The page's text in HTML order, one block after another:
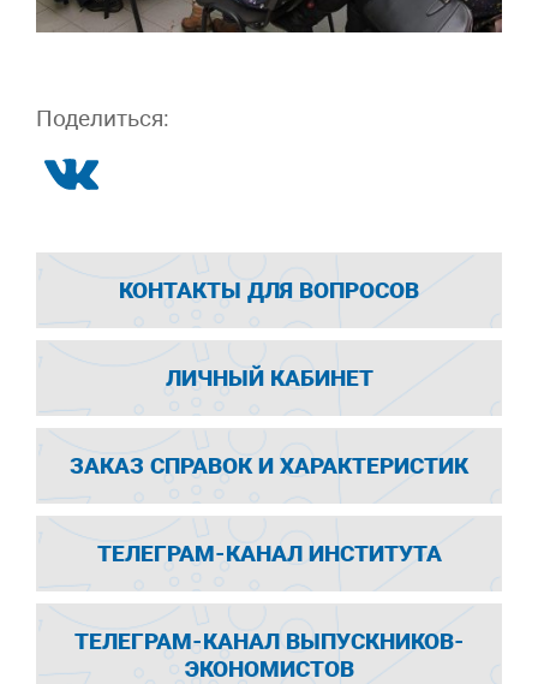
Поделиться:
КОНТАКТЫ ДЛЯ ВОПРОСОВ
ЛИЧНЫЙ КАБИНЕТ
ЗАКАЗ СПРАВОК И ХАРАКТЕРИСТИК
ТЕЛЕГРАМ-КАНАЛ ИНСТИТУТА
ТЕЛЕГРАМ-КАНАЛ ВЫПУСКНИКОВ-
ЭКОНОМИСТОВ